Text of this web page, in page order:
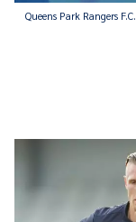
Queens Park Rangers